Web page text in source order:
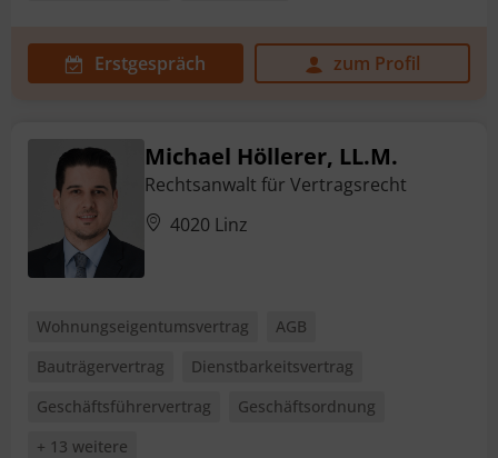
Erstgespräch zum Profil
Michael Höllerer, LL.M.
Rechtsanwalt für Vertragsrecht
4020 Linz
Wohnungseigentumsvertrag
AGB
Bauträgervertrag
Dienstbarkeitsvertrag
Geschäftsführervertrag
Geschäftsordnung
+ 13 weitere